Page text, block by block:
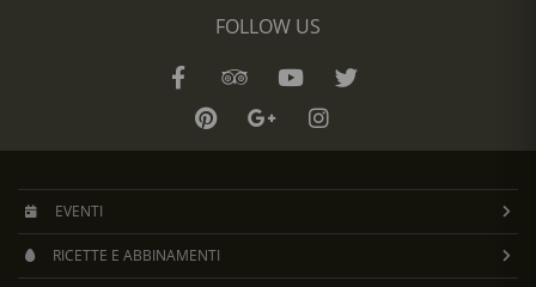
FOLLOW US
EVENTI
RICETTE E ABBINAMENTI